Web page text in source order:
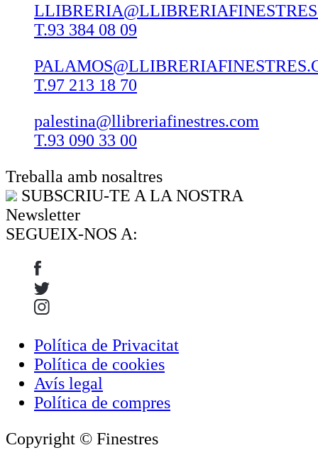
T.93 384 08 09
T.97 213 18 70
palestina@llibreriafinestres.com
T.93 090 33 00
Treballa amb nosaltres
SUBSCRIU-TE A LA NOSTRA
Newsletter
SEGUEIX-NOS A:
Política de Privacitat
Política de cookies
Avís legal
Política de compres
Copyright © Finestres